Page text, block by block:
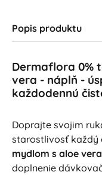
Popis produktu
Dermaflora 0%
vera - náplň -
každodennú
Doprajte svojim
starostlivosť každý
mydlom s aloe vera
doplnenie